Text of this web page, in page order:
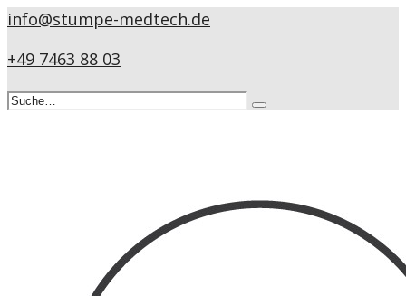
info@stumpe-medtech.de
+49 7463 88 03